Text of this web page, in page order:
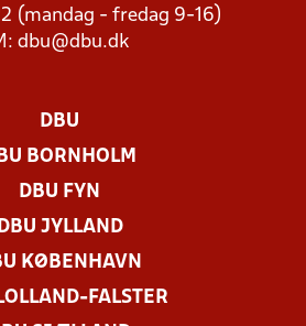
(mandag - fredag 9-16)
dbu@dbu.dk
DBU
BORNHOLM
DBU FYN
DBU JYLLAND
KØBENHAVN
FALSTER